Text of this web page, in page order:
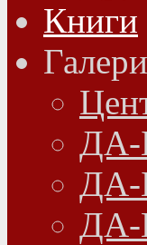
Книги
ДА-
ДА-
ДА-